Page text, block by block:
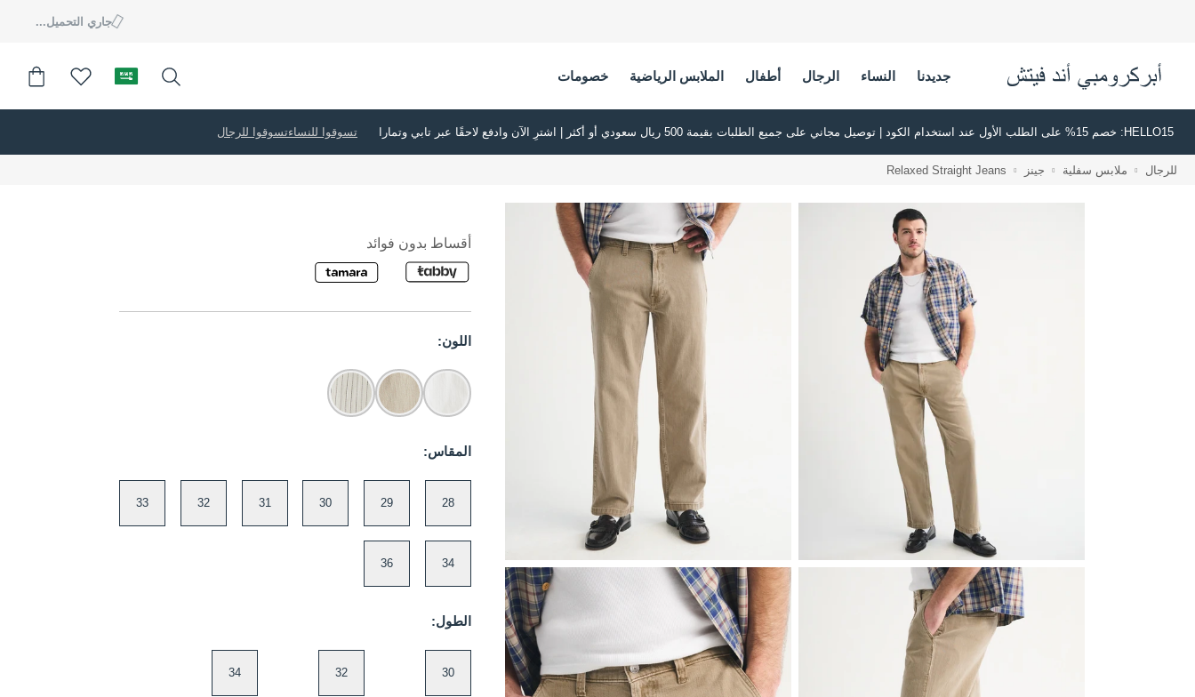
جاري التحميل...
جديدنا النساء الرجال أطفال الملابس الرياضية خصومات
HELLO15: خصم 15% على الطلب الأول عند استخدام الكود | توصيل مجاني على جميع الطلبات بقيمة 500 ريال سعودي أو أكثر | اشترِ الآن وادفع لاحقًا عبر تابي وتمارا تسوقوا للنساءتسوقوا للرجال
للرجال ملابس سفلية جينز Relaxed Straight Jeans
أقساط بدون فوائد
اللون:
المقاس:
28
29
30
31
32
33
34
36
الطول:
30
32
34